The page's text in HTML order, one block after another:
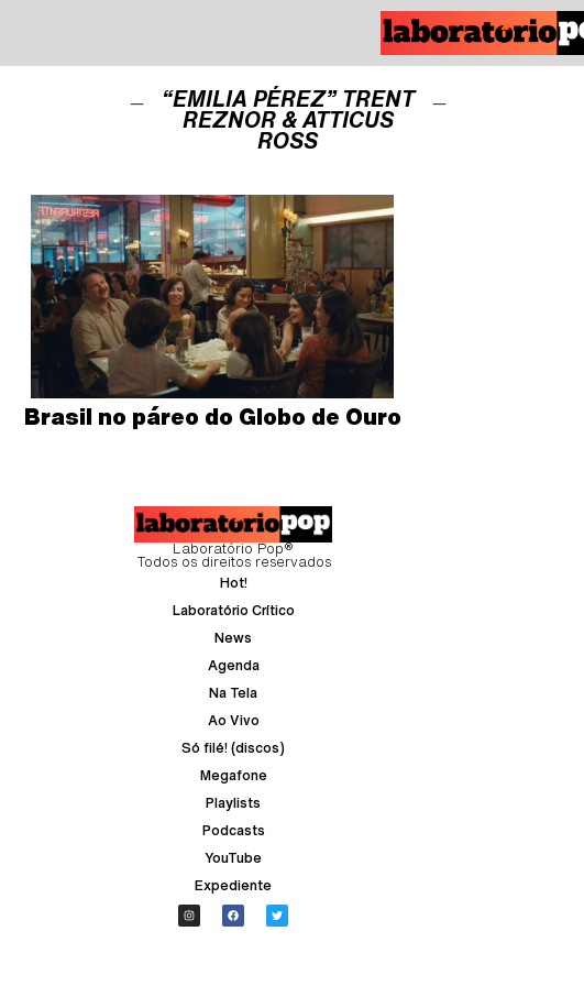
“EMILIA PÉREZ” TRENT
REZNOR & ATTICUS
ROSS
Brasil no páreo do Globo de Ouro
Laboratório Pop®
Todos os direitos reservados
Hot!
Laboratório Crítico
News
Agenda
Na Tela
Ao Vivo
Só filé! (discos)
Megafone
Playlists
Podcasts
YouTube
Expediente